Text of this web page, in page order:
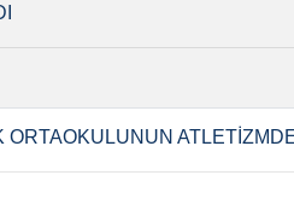
ORTAOKULUNUN